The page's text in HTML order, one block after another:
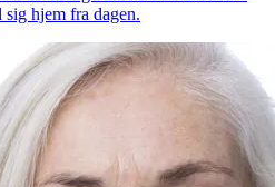
sig hjem fra dagen.